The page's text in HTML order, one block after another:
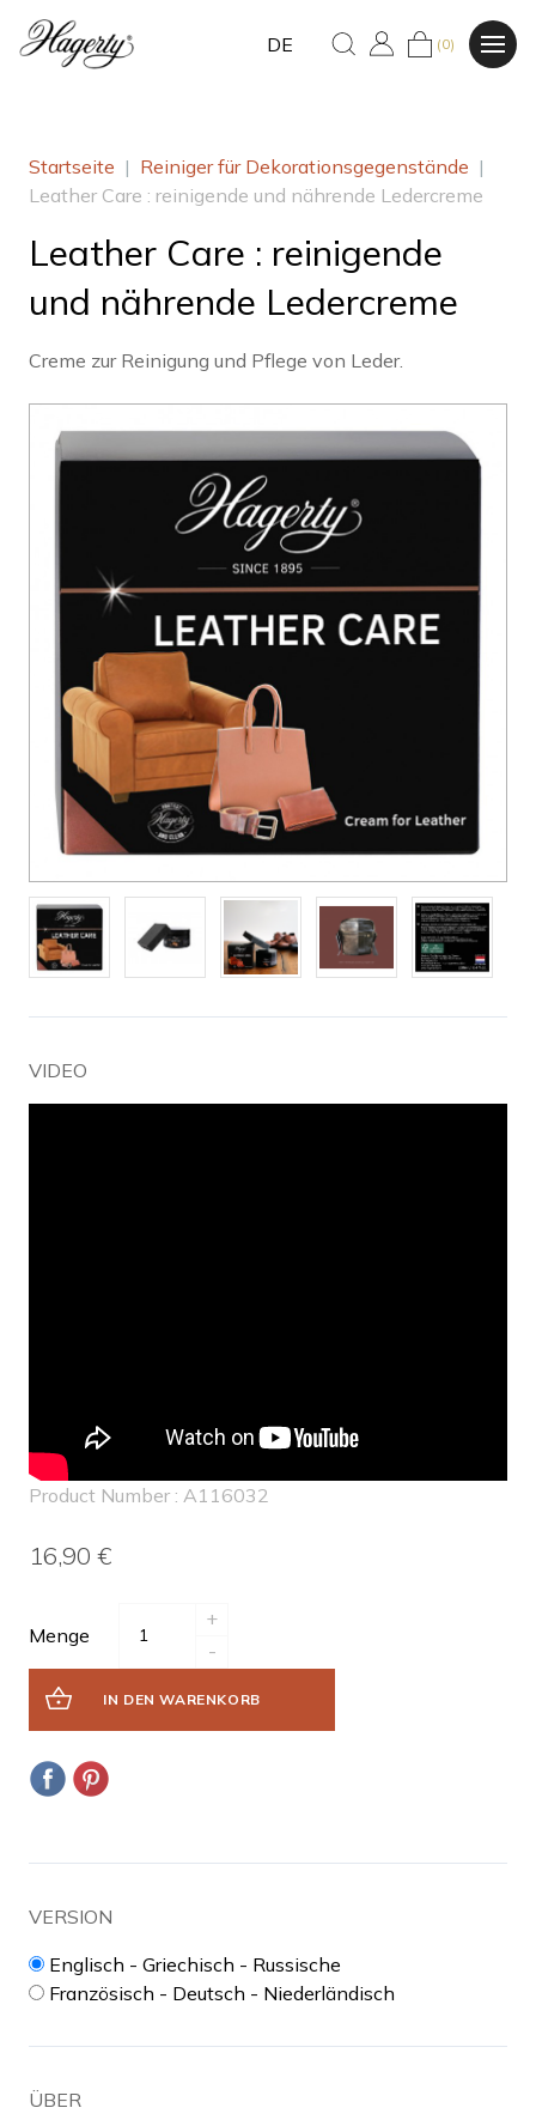
DE (0)
Startseite | Reiniger für Dekorationsgegenstände |
Leather Care : reinigende und nährende Ledercreme
Leather Care : reinigende
und nährende Ledercreme
Creme zur Reinigung und Pflege von Leder.
VIDEO
Product Number : A116032
16,90 €
Menge
+
-
IN DEN WARENKORB
VERSION
Englisch - Griechisch - Russische
Französisch - Deutsch - Niederländisch
ÜBER